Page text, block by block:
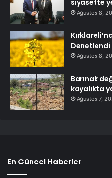
siyasette
Ağustos 8,
Denetlendi
Ağustos 8,
Barınak
kayalıkta
Ağustos 7,
En Güncel Haberler